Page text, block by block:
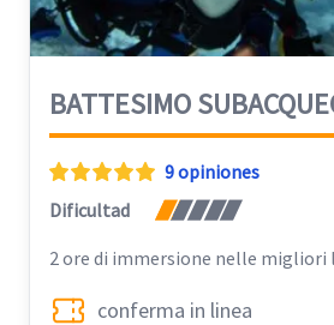
BATTESIMO
9 opiniones
Dificultad
2 ore di immersione nelle migliori
conferma in linea